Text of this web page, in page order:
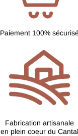
Paiement 100% sécurisé
Fabrication artisanale
en plein coeur du Cantal